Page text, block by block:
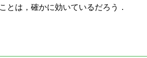
とは，確かに効いているだろう．